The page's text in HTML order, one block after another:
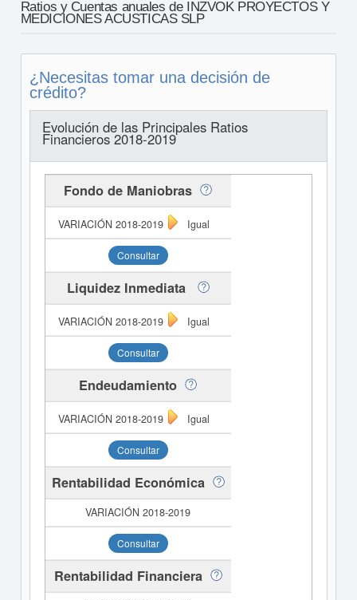
Ratios y Cuentas anuales de INZVOK PROYECTOS Y
MEDICIONES ACUSTICAS SLP
¿Necesitas tomar una decisión de
crédito?
Evolución de las Principales Ratios
Financieros 2018-2019
Fondo de Maniobras
Igual
Consultar
Liquidez Inmediata
Igual
Consultar
Endeudamiento
Igual
Consultar
Rentabilidad Económica
Consultar
Rentabilidad Financiera